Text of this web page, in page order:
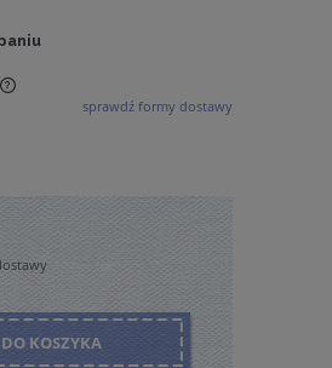
sprawdź formy dostawy
DO KOSZYKA